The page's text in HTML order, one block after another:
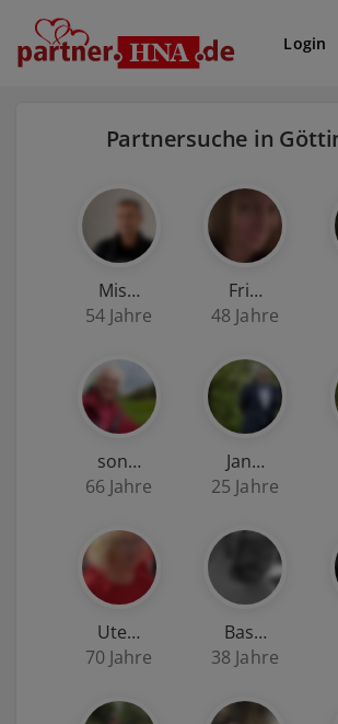
Login
Partnersuche in
Mis…
54 Jahre
Fri…
48 Jahre
son…
66 Jahre
Jan…
25 Jahre
Ute…
70 Jahre
Bas…
38 Jahre